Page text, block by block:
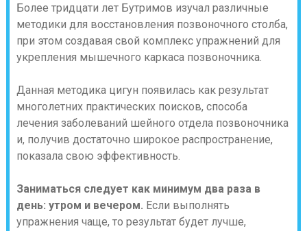
Более тридцати лет Бутримов изучал различные
методики для восстановления позвоночного столба,
при этом создавая свой комплекс упражнений для
укрепления мышечного каркаса позвоночника.
Данная методика цигун появилась как результат
многолетних практических поисков, способа
лечения заболеваний шейного отдела позвоночника
и, получив достаточно широкое распространение,
показала свою эффективность.
Заниматься следует как минимум два раза в
день: утром и вечером. Если выполнять
упражнения чаще, то результат будет лучше,